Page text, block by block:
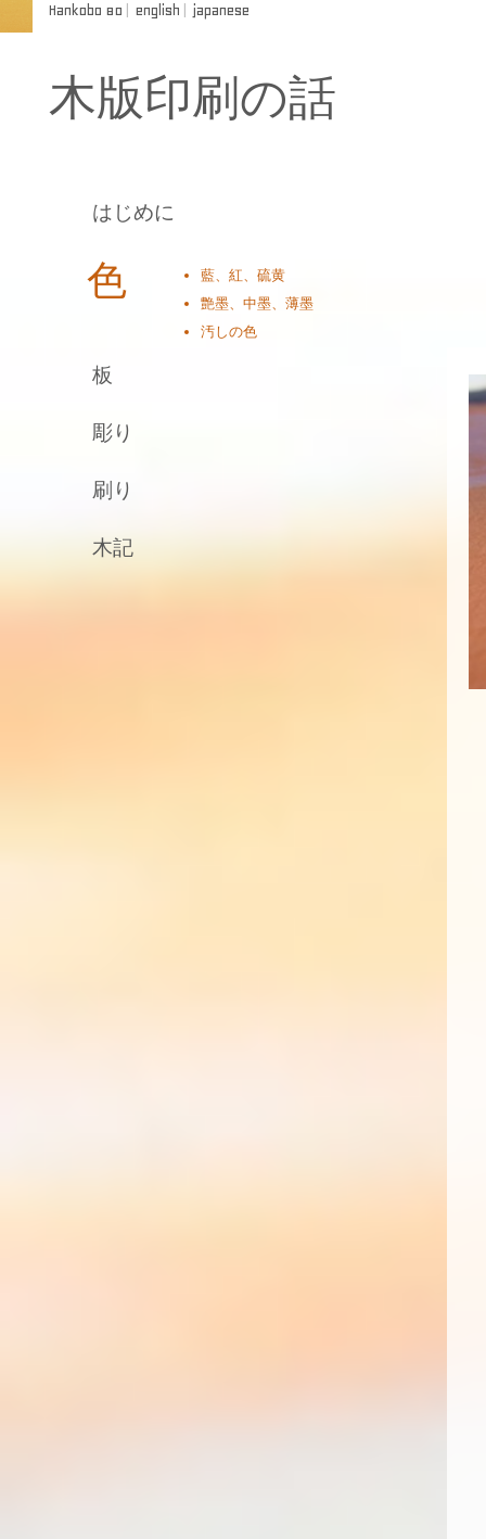
Hankobo 80 english japanese
木版印刷の話
はじめに
色
藍、紅、硫黄
艶墨、中墨、薄墨
汚しの色
板
彫り
刷り
木記